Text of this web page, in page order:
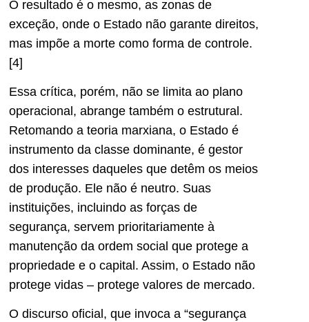
O resultado é o mesmo, as zonas de
exceção, onde o Estado não garante direitos,
mas impõe a morte como forma de controle.
[4]
Essa crítica, porém, não se limita ao plano
operacional, abrange também o estrutural.
Retomando a teoria marxiana, o Estado é
instrumento da classe dominante, é gestor
dos interesses daqueles que detêm os meios
de produção. Ele não é neutro. Suas
instituições, incluindo as forças de
segurança, servem prioritariamente à
manutenção da ordem social que protege a
propriedade e o capital. Assim, o Estado não
protege vidas – protege valores de mercado.
O discurso oficial, que invoca a “segurança